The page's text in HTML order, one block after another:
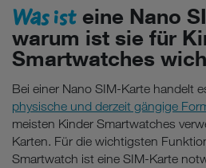
Was ist eine Nano
warum ist sie für
Smartwatches
Bei einer Nano SIM-Karte handelt
physische und derzeit gängige
meisten Kinder Smartwatches
Karten. Für die wichtigsten
Smartwatch ist eine SIM-Karte